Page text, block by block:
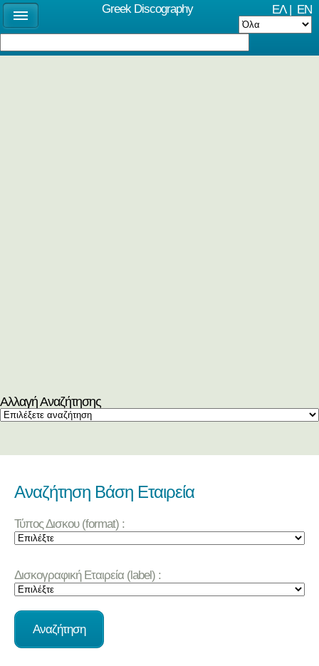
ΕΛ| EN
Αλλαγή Αναζήτησης
Αναζήτηση Βάση Εταιρεία
Τύπος Δισκου (format) :
Δισκογραφική Εταιρεία (label) :
Greek Discography